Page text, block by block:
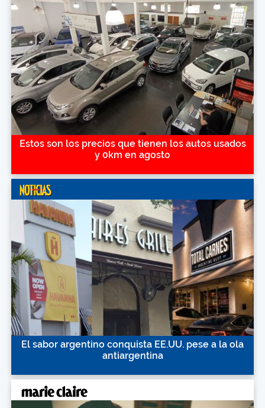
Estos son los precios que tienen los autos usados
y 0km en agosto
El sabor argentino conquista EE.UU. pese a la ola
antiargentina